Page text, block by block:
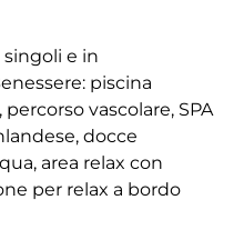
singoli e in
piscina
vascolare, SPA
docce
area relax con
per relax a bordo